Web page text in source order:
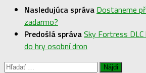
Nasledujúca správa Dostaneme
zadarmo?
Predošlá správaSky Fortress DLC
do hry osobní dron
Hľadať: